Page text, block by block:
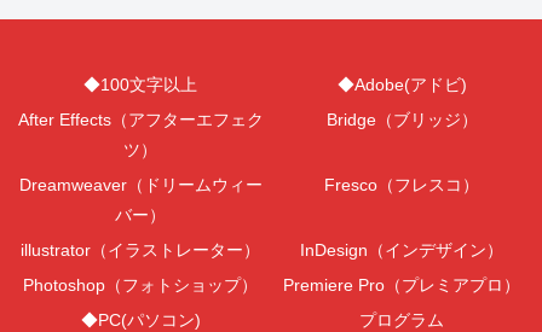
◆100文字以上
◆Adobe(アドビ)
After Effects（アフターエフェク
ツ）
Bridge（ブリッジ）
Dreamweaver（ドリームウィー
バー）
Fresco（フレスコ）
illustrator（イラストレーター）
InDesign（インデザイン）
Photoshop（フォトショップ）
Premiere Pro（プレミアプロ）
◆PC(パソコン)
プログラム